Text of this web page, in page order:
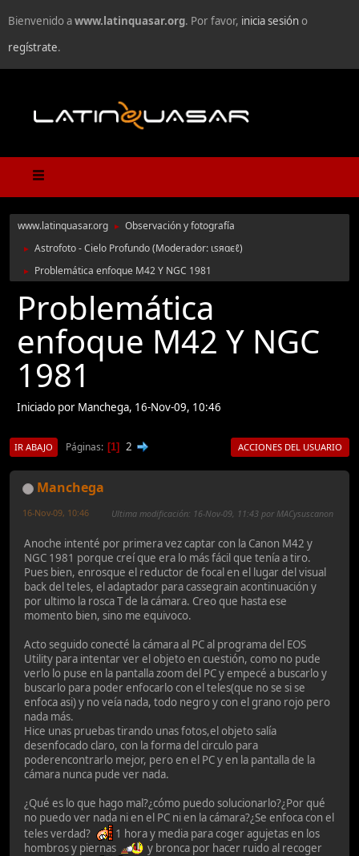
Bienvenido awww.latinquasar.org. Por favor, inicia sesióno
regístrate.
www.latinquasar.org ► Observación y fotografía
► Astrofoto - Cielo Profundo(Moderador: ιѕяαєℓ)
► Problemática enfoque M42 Y NGC 1981
Problemática
enfoque M42 Y NGC
1981
Iniciado por Manchega, 16-Nov-09, 10:46
IR ABAJO Páginas 1 2 ACCIONES DEL USUARIO
Manchega
16-Nov-09, 10:46 Ultima modificación: 16-Nov-09, 11:43 por MACysuscanon
Anoche intenté por primera vez captar con la Canon M42 y
NGC 1981 porque creí que era lo más fácil que tenía a tiro.
Pues bien, enrosque el reductor de focal en el lugar del visual
back del teles, el adaptador para cassegrain acontinuación y
por ultimo la rosca T de la cámara. Creo que hasta ese
momento bien, sino me equivoco.
Acto seguido conecté la cámara al PC al programa del EOS
Utility para intentar ver el objeto en cuestión, como no pude
verlo lo puse en la pantalla zoom del PC y empecé a buscarlo y
buscarlo para poder enfocarlo con el teles(que no se si se
enfoca asi) y no veía nada, todo negro y con el grano rojo pero
nada más.
Hice unas pruebas tirando unas fotos,el objeto salía
desenfocado claro, con la forma del circulo para
poderencontrarlo mejor, pero en el PC y en la pantalla de la
cámara nunca pude ver nada.
¿Qué es lo que hago mal?¿cómo puedo solucionarlo?¿Por qué
no puedo ver nada ni en el PC ni en la cámara?¿Se enfoca con el
teles verdad?
1 hora y media para coger agujetas en los
hombros y piernas
y bronca por hacer ruido al recoger